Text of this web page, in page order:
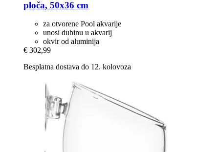
ploča, 50x36 cm
za otvorene Pool akvarije
unosi dubinu u akvarij
okvir od aluminija
€ 302,99
Besplatna dostava do 12. kolovoza